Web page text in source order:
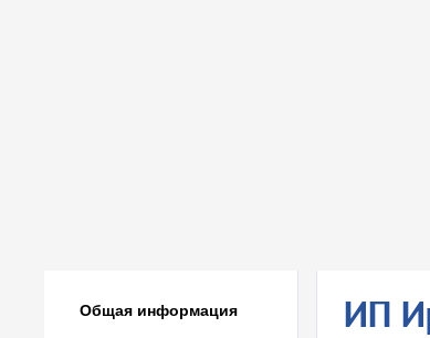
Общая информация ИП